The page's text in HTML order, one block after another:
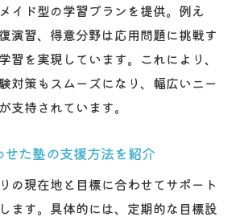
イド型の学習プランを提供。例え
演習、得意分野は応用問題に挑戦す
習を実現しています。これにより、
対策もスムーズになり、幅広いニー
支持されています。
た塾の支援方法を紹介
の現在地と目標に合わせてサポート
ます。具体的には、定期的な目標設